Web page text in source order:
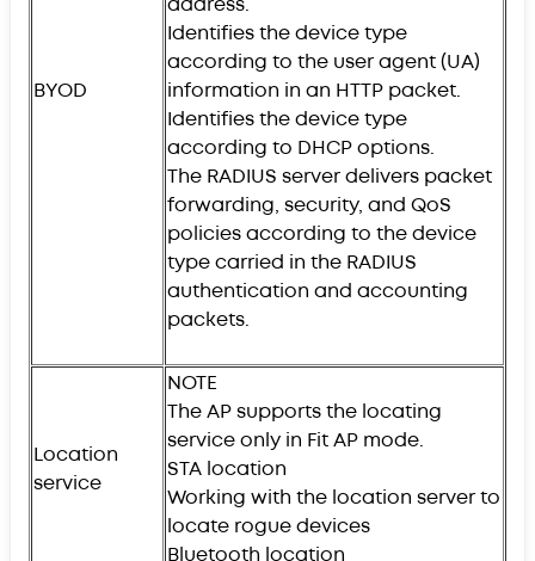
BYOD
Identifies the device type
according to the user agent (UA)
information in an HTTP packet.
Identifies the device type
according to DHCP options.
The RADIUS server delivers packet
forwarding, security, and QoS
policies according to the device
type carried in the RADIUS
authentication and accounting
packets.
Location
service
NOTE
The AP supports the locating
service only in Fit AP mode.
STA location
Working with the location server to
locate rogue devices
Bluetooth location